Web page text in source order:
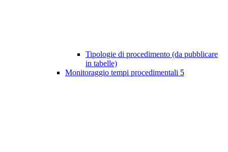
Tipologie di procedimento (da pubblicare
in tabelle)
Monitoraggio tempi procedimentali 5